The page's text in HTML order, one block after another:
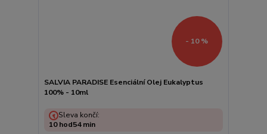
- 10 %
SALVIA PARADISE Esenciální Olej Eukalyptus
100% - 10ml
Sleva končí:
10hod54min